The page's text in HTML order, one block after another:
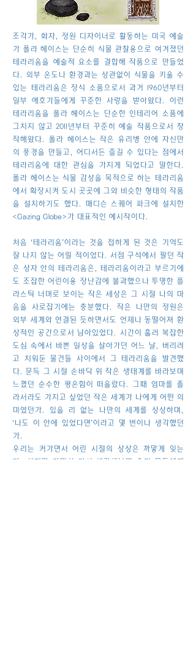
조각가, 화자, 정원 디자이너로 활동하는 미국 예술
가 폴라 헤이스는 단순히 식물 관찰용으로 여겨졌던
테라리움을 예술적 요소를 결합해 작품으로 만들었
다. 외부 온도나 환경과는 상관없이 식물을 키울 수
있는 테라리움은 장식 소품으로서 과거 1960년부터
일부 애호가들에게 꾸준한 사랑을 받아왔다. 이런
테라리움을 폴라 헤이스는 단순한 인테리어 소품에
그치지 않고 2011년부터 꾸준히 예술 작품으로서 창
작해왔다. 폴라 헤이스는 작은 유리병 안에 자신만
의 풍경을 만들고, 어디서든 즐길 수 있다는 점에서
테라리움에 대한 관심을 가지게 되었다고 말한다.
폴라 헤이스는 식물 감상을 목적으로 하는 테라리움
에서 확장시켜 도시 곳곳에 그와 비슷한 형태의 작품
을 설치하기도 했다. 매디슨 스퀘어 파크에 설치한
<Gazing Globe>가 대표적인 예시작이다.
처음 ‘테라리움’이라는 것을 접하게 된 것은 기억도
잘 나지 않는 어릴 적이었다. 서점 구석에서 팔던 작
은 상자 안의 테라리움은, 테라리움이라고 부르기에
도 조잡한 어린이용 장난감에 불과했으나 투명한 플
라스틱 너머로 보이는 작은 세상은 그 시절 나의 마
음을 사로잡기에는 충분했다. 작은 나만의 정원은
외부 세계와 연결된 듯하면서도 언제나 동떨어져 환
상적인 공간으로서 남아있었다. 시간이 흘러 복잡한
도심 속에서 바쁜 일상을 살아가던 어느 날, 버리려
고 치워둔 물건들 사이에서 그 테라리움을 발견했
다. 문득 그 시절 손바닥 위 작은 생태계를 바라보며
느꼈던 순수한 평온함이 떠올랐다. 그때 엄마를 졸
라서라도 가지고 싶었던 작은 세계가 나에게 어떤 의
미였던가. 있을 리 없는 나만의 세계를 상상하며,
‘나도 이 안에 있었다면’이라고 몇 번이나 생각했던
가.
우리는 커가면서 어린 시절의 상상은 까맣게 잊는
다. 하지만 가만히 다시 생각해보면 우리 모두에게